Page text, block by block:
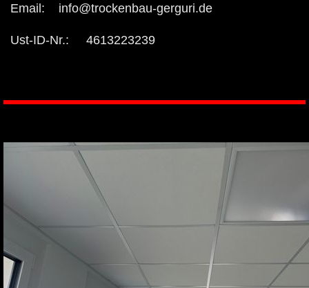
Email: info@trockenbau-gerguri.de
Ust-ID-Nr.: 4613223239